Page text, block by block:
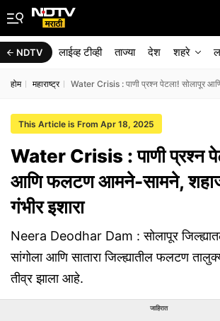
NDTV लाईव्ह टीव्ही ताज्या देश शहरे
होम महाराष्ट्र Water Crisis : पाणी प्रश्न पेटला! सोलापूर
This Article is From Apr 18, 2025
Water Crisis : पाणी प्रश्न
आणि फलटण आमने-सामने, शहाजी
गंभीर इशारा
Neera Deodhar Dam : सोलापूर
सांगोला आणि सातारा जिल्ह्यातील फलटण
तीव्र झाला आहे.
जाहिरात